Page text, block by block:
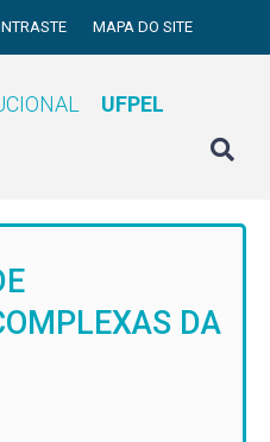
MAPA DO SITE
UFPEL
DA